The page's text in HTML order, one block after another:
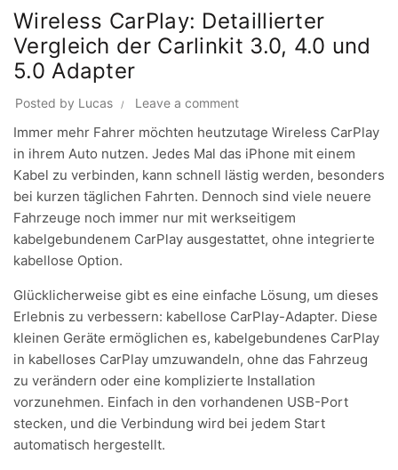
Wireless CarPlay: Detaillierter
Vergleich der Carlinkit 3.0, 4.0 und
5.0 Adapter
Posted by Lucas Leave a comment
Immer mehr Fahrer möchten heutzutage Wireless CarPlay
in ihrem Auto nutzen. Jedes Mal das iPhone mit einem
Kabel zu verbinden, kann schnell lästig werden, besonders
bei kurzen täglichen Fahrten. Dennoch sind viele neuere
Fahrzeuge noch immer nur mit werkseitigem
kabelgebundenem CarPlay ausgestattet, ohne integrierte
kabellose Option.
Glücklicherweise gibt es eine einfache Lösung, um dieses
Erlebnis zu verbessern: kabellose CarPlay-Adapter. Diese
kleinen Geräte ermöglichen es, kabelgebundenes CarPlay
in kabelloses CarPlay umzuwandeln, ohne das Fahrzeug
zu verändern oder eine komplizierte Installation
vorzunehmen. Einfach in den vorhandenen USB-Port
stecken, und die Verbindung wird bei jedem Start
automatisch hergestellt.